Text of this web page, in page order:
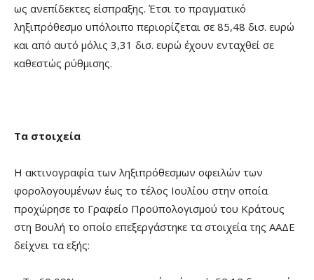
ως ανεπίδεκτες είσπραξης. Έτσι το πραγματικό
ληξιπρόθεσμο υπόλοιπο περιορίζεται σε 85,48 δισ. ευρώ
και από αυτό μόλις 3,31 δισ. ευρώ έχουν ενταχθεί σε
καθεστώς ρύθμισης.
Τα στοιχεία
Η ακτινογραφία των ληξιπρόθεσμων οφειλών των
φορολογουμένων έως το τέλος Ιουλίου στην οποία
προχώρησε το Γραφείο Προϋπολογισμού του Κράτους
στη Βουλή το οποίο επεξεργάστηκε τα στοιχεία της ΑΑΔΕ
δείχνει τα εξής: